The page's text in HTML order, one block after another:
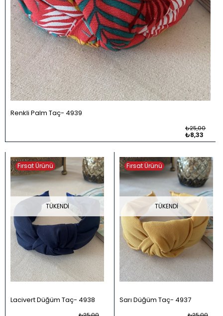
Renkli Palm Taç 4939
₺8,33
₺25,00
TÜKENDI
Lacivert Düğüm Taç 4938
Fırsat Ürünü
TÜKENDI
Sarı Düğüm Taç 4937
Fırsat Ürünü